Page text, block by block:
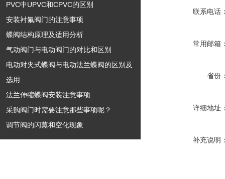
PVC中UPVC和CPVC的区别
安装衬氟阀门的注意事项
蝶阀结构原理及适用分析
气动阀门与电动阀门的对比和区别
电动对夹式蝶阀与电动法兰蝶阀的区别及
选用
法兰伸缩蝶阀安装注意事项
采购阀门时需要注意那些事项呢？
调节阀的闪蒸和空化现象
联系电话
常用邮箱
省份
详细地址
补充说明